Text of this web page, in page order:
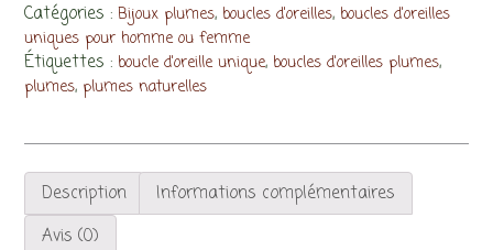
unique
PourMoi,
plumes
noir
blanc
Catégories : Bijoux plumes, boucles d'oreilles, boucles d'oreilles
uniques pour homme ou femme
Étiquettes : boucle d'oreille unique, boucles d'oreilles plumes,
plumes, plumes naturelles
Description
Informations complémentaires
Avis (0)